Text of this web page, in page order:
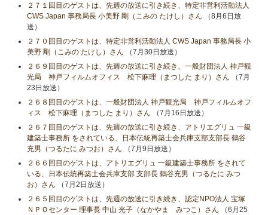
２７１回目のゲストは、先週の放送に引き続き、特定非営利活動法人
CWS Japan 事務局長 小美野 剛（こみの たけし）さん （8月6日放
送）
２７０回目のゲストは、特定非営利活動法人 CWS Japan 事務局長 小
美野 剛（こみの たけし）さん （7月30日放送）
２６９回目のゲストは、先週の放送に引き続き、一般財団法人 神戸観
光局 神戸フィルムオフィス 松下麻理（まつした まり）さん （7月
23日放送）
２６８回目のゲストは、一般財団法人 神戸観光局 神戸フィルムオフ
ィス 松下麻理（まつした まり）さん （7月16日放送）
２６７回目のゲストは、先週の放送に引き続き、アトリエグリュ 一級
建築士事務所 をされている、日本伝統再築士会兵庫支部支部長 鶴谷
充男（つるたに みつお）さん （7月9日放送）
２６６回目のゲストは、アトリエグリュ 一級建築士事務所 をされて
いる、日本伝統再築士会兵庫支部 支部長 鶴谷充男（つるたに みつ
お）さん （7月2日放送）
２６５回目のゲストは、先週の放送に引き続き、認定NPO法人 宝塚
ＮＰＯセンター 理事長 中山 光子（なかやま みつこ）さん （6月25